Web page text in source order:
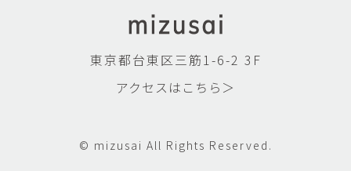
東京都台東区三筋1-6-2 3F
アクセスはこちら＞
© mizusai All Rights Reserved.